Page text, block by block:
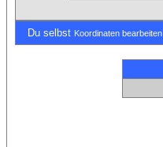
Du selbst Koordinaten bearbeiten